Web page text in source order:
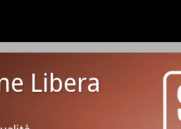
Libera